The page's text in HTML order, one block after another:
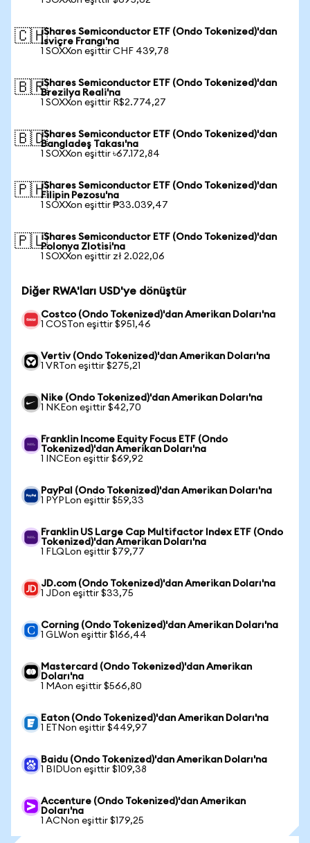
🇨🇭iShares Semiconductor ETF (Ondo Tokenized)'dan
İsviçre Frangı'na
1 SOXXon eşittir CHF 439,78
🇧🇷iShares Semiconductor ETF (Ondo Tokenized)'dan
Brezilya Reali'na
1 SOXXon eşittir R$2.774,27
🇧🇩iShares Semiconductor ETF (Ondo Tokenized)'dan
Bangladeş Takası'na
1 SOXXon eşittir ৳67.172,84
🇵🇭iShares Semiconductor ETF (Ondo Tokenized)'dan
Filipin Pezosu'na
1 SOXXon eşittir ₱33.039,47
🇵🇱iShares Semiconductor ETF (Ondo Tokenized)'dan
Polonya Zlotisi'na
1 SOXXon eşittir zł 2.022,06
Diğer RWA'ları USD'ye dönüştür
Costco (Ondo Tokenized)'dan Amerikan Doları'na
1 COSTon eşittir $951,46
Vertiv (Ondo Tokenized)'dan Amerikan Doları'na
1 VRTon eşittir $275,21
Nike (Ondo Tokenized)'dan Amerikan Doları'na
1 NKEon eşittir $42,70
Franklin Income Equity Focus ETF (Ondo
Tokenized)'dan Amerikan Doları'na
1 INCEon eşittir $69,92
PayPal (Ondo Tokenized)'dan Amerikan Doları'na
1 PYPLon eşittir $59,33
Franklin US Large Cap Multifactor Index ETF (Ondo
Tokenized)'dan Amerikan Doları'na
1 FLQLon eşittir $79,77
JD.com (Ondo Tokenized)'dan Amerikan Doları'na
1 JDon eşittir $33,75
Corning (Ondo Tokenized)'dan Amerikan Doları'na
1 GLWon eşittir $166,44
Mastercard (Ondo Tokenized)'dan Amerikan
Doları'na
1 MAon eşittir $566,80
Eaton (Ondo Tokenized)'dan Amerikan Doları'na
1 ETNon eşittir $449,97
Baidu (Ondo Tokenized)'dan Amerikan Doları'na
1 BIDUon eşittir $109,38
Accenture (Ondo Tokenized)'dan Amerikan
Doları'na
1 ACNon eşittir $179,25